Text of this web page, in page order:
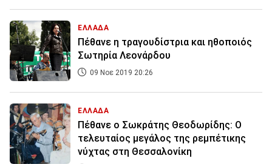
ΕΛΛΑΔΑ
Πέθανε η τραγουδίστρια και ηθοποιός
Σωτηρία Λεονάρδου
09 Νοε 2019 20:26
ΕΛΛΑΔΑ
Πέθανε ο Σωκράτης Θεοδωρίδης: Ο
τελευταίος μεγάλος της ρεμπέτικης
νύχτας στη Θεσσαλονίκη